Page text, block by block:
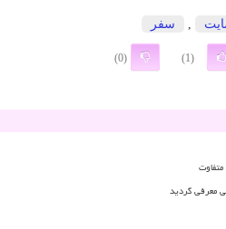
, سفر
(1)
(0)
معرفی گردید